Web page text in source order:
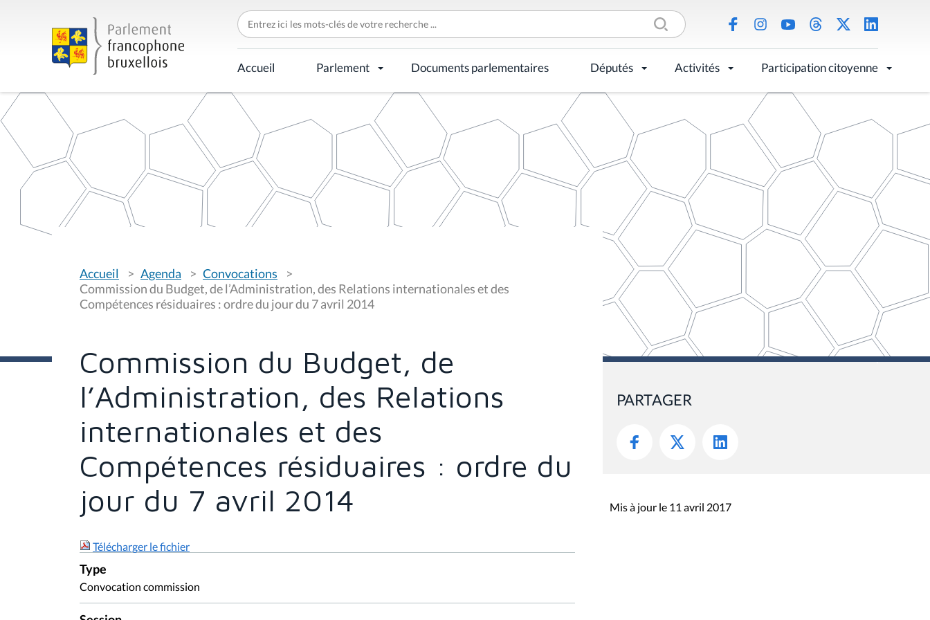
C
h
e
r
c
h
r
p
Accueil Parlement Documents parlementaires Députés Activités Participation citoyenne
o
u
s
ê
c
:
Accueil Agenda
Convocations
Commission du Budget, de l’Administration, des Relations internationales et des
Compétences résiduaires : ordre du jour du 7 avril 2014
Commission du Budget, de
l’Administration, des Relations
internationales et des
Compétences résiduaires : ordre du
jour du 7 avril 2014
Télécharger le fichier
Type
Convocation commission
PARTAGER
Mis à jour le 11 avril 2017